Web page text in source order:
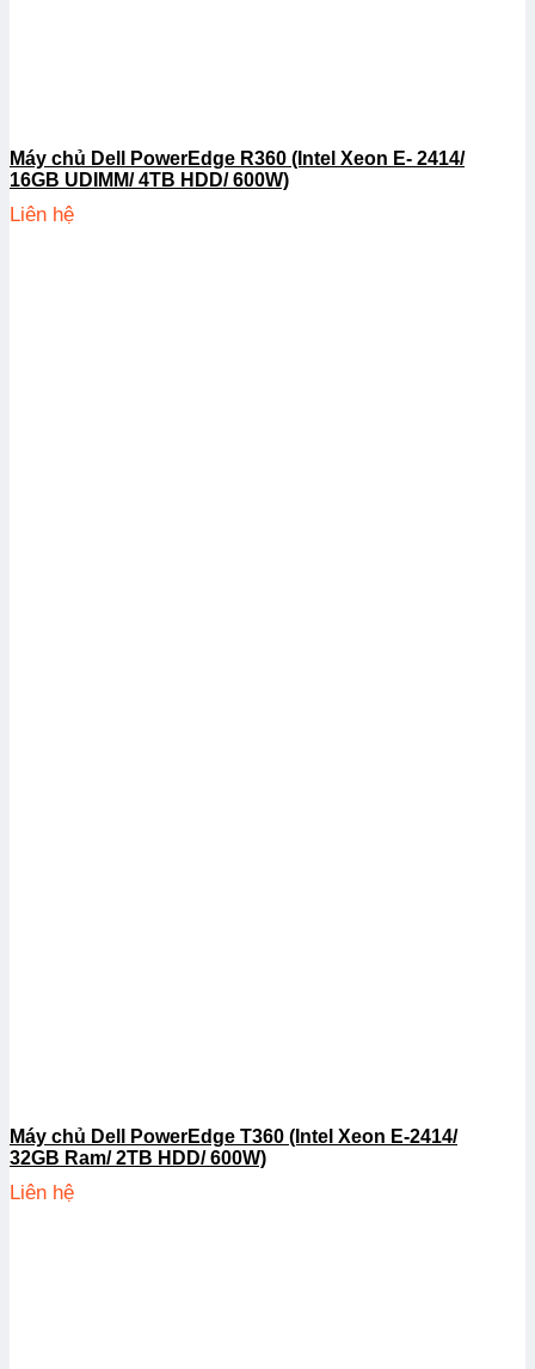
Máy chủ Dell PowerEdge R360 (Intel Xeon E- 2414/
16GB UDIMM/ 4TB HDD/ 600W)
Liên hệ
Máy chủ Dell PowerEdge T360 (Intel Xeon E-2414/
32GB Ram/ 2TB HDD/ 600W)
Liên hệ